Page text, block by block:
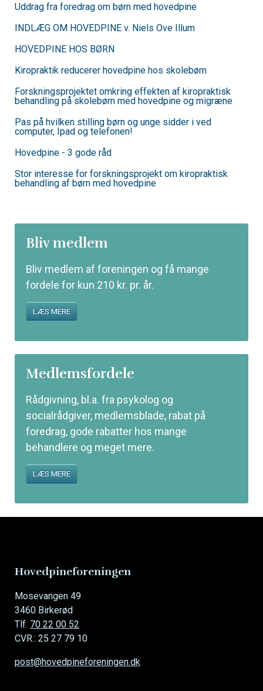
Uddrag fra foredrag om børn med hovedpine
INDLÆG OM HOVEDPINE v. Niels Ove Illum
HOVEDPINE HOS BØRN
Kiropraktik reducerer hovedpine hos skolebørn
Forskningsprojektet omkring effekten af kiropraktisk
behandling på skolebørn med hovedpine og migræne
Pas på hvilken stilling børn og unge sidder i ved
computer, Ipad og telefonen!
Hovedpine - 3 gode råd
Stor interesse for forskningsprojekt om kiropraktisk
behandling af børn med hovedpine
Bliv medlem
Bliv medlem af foreningen og få mange
fordele for kun 210 kr. pr. år.
LÆS MERE
Medlemsfordele
Rådgivning, bl.a. fra psykolog og
socialrådgiver, medlemsblade, rabat på
foredrag, gode rabatter hos mange
behandlere og meget mere.
LÆS MERE
Hovedpineforeningen
Mosevangen 49
3460 Birkerød
Tlf. 70 22 00 52
CVR.: 25 27 79 10
post@hovedpineforeningen.dk